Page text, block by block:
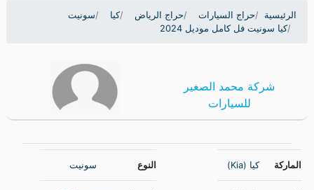
الرئيسية حراج السيارات حراج الرياض كيا
سونيت
كيا سونيت فل كامل موديل 2024
شركة محمد الصغير
للسيارات
الماركة كيا (Kia) النوع سونيت